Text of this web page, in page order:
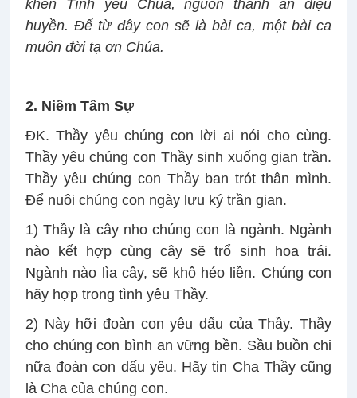
khen Tình yêu Chúa, nguồn thánh ân diệu
huyền. Để từ đây con sẽ là bài ca, một bài ca
muôn đời tạ ơn Chúa.
2. Niềm Tâm Sự
ĐK. Thầy yêu chúng con lời ai nói cho cùng.
Thầy yêu chúng con Thầy sinh xuống gian trần.
Thầy yêu chúng con Thầy ban trót thân mình.
Để nuôi chúng con ngày lưu ký trần gian.
1) Thầy là cây nho chúng con là ngành. Ngành
nào kết hợp cùng cây sẽ trổ sinh hoa trái.
Ngành nào lìa cây, sẽ khô héo liền. Chúng con
hãy hợp trong tình yêu Thầy.
2) Này hỡi đoàn con yêu dấu của Thầy. Thầy
cho chúng con bình an vững bền. Sầu buồn chi
nữa đoàn con dấu yêu. Hãy tin Cha Thầy cũng
là Cha của chúng con.